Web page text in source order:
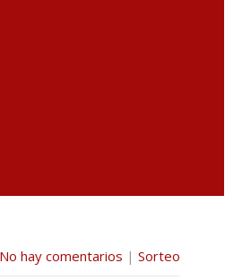
No hay comentarios | Sorteo